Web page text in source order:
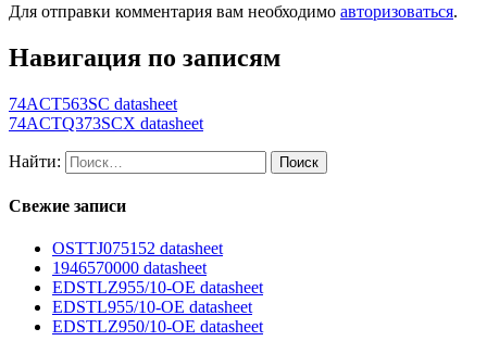
Для отправки комментария вам необходимо авторизоваться.
Навигация по записям
74ACT563SC datasheet
74ACTQ373SCX datasheet
Найти:
Свежие записи
OSTTJ075152 datasheet
1946570000 datasheet
EDSTLZ955/10-OE datasheet
EDSTL955/10-OE datasheet
EDSTLZ950/10-OE datasheet